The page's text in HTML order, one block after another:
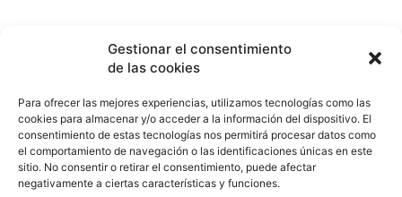
Gestionar el consentimiento
de las cookies
Para ofrecer las mejores experiencias, utilizamos tecnologías como las
cookies para almacenar y/o acceder a la información del dispositivo. El
consentimiento de estas tecnologías nos permitirá procesar datos como
el comportamiento de navegación o las identificaciones únicas en este
sitio. No consentir o retirar el consentimiento, puede afectar
negativamente a ciertas características y funciones.
Sobre Nosotros
Culturamania.com es un portal web dedicado a la cultura
en todas sus formas: ofrece entrevistas, artículos de
opinión, recomendaciones de cine y series, crónicas de
eventos, arte, literatura y colaboraciones con creadores,
todo con un enfoque cercano y apasionado por la escena